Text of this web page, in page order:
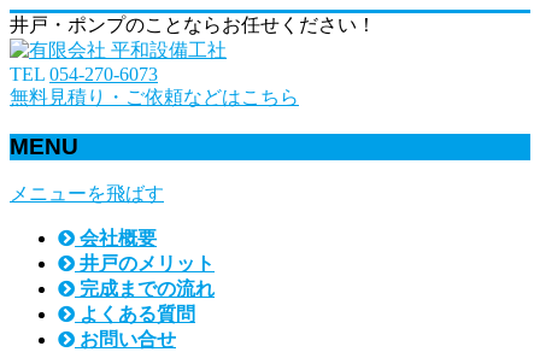
井戸・ポンプのことならお任せください！
TEL 054-270-6073
無料見積り・ご依頼などはこちら
MENU
メニューを飛ばす
会社概要
井戸のメリット
完成までの流れ
よくある質問
お問い合せ